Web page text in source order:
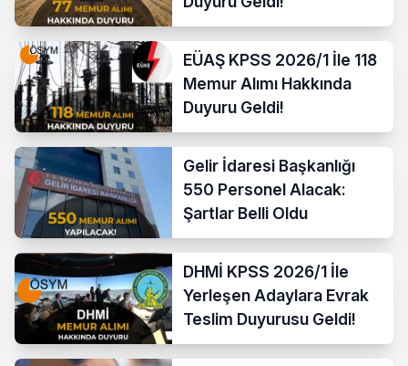
EÜAŞ KPSS 2026/1 İle 118
Memur Alımı Hakkında
Duyuru Geldi!
Gelir İdaresi Başkanlığı
550 Personel Alacak:
Şartlar Belli Oldu
DHMİ KPSS 2026/1 İle
Yerleşen Adaylara Evrak
Teslim Duyurusu Geldi!